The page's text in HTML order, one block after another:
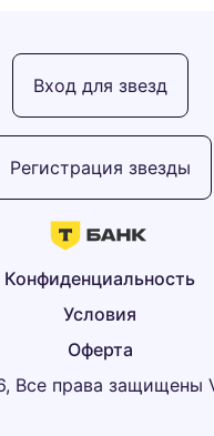
Все права защищены
Оферта
Условия
Конфиденциальность
Регистрация звезды
Вход для звезд